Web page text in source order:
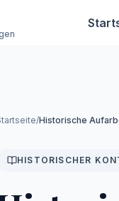
/Historische
HISTORISCHER